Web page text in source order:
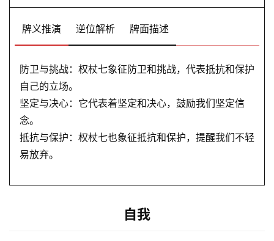
牌义推演 逆位解析 牌面描述
防卫与挑战：权杖七象征防卫和挑战，代表抵抗和保护
自己的立场。
坚定与决心：它代表着坚定和决心，鼓励我们坚定信
念。
抵抗与保护：权杖七也象征抵抗和保护，提醒我们不轻
易放弃。
自我